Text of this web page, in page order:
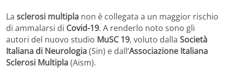
La sclerosi multipla non è collegata a un maggior rischio
di ammalarsi di Covid-19. A renderlo noto sono gli
autori del nuovo studio MuSC 19, voluto dalla Società
Italiana di Neurologia(Sin) e dall’Associazione Italiana
Sclerosi Multipla(Aism).